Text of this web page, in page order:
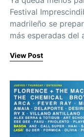
Festival
madrileño se
más esperadas del
View Post